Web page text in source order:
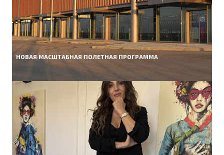
НОВАЯ МАСШТАБНАЯ ПОЛЕТНАЯ ПРОГРАММА